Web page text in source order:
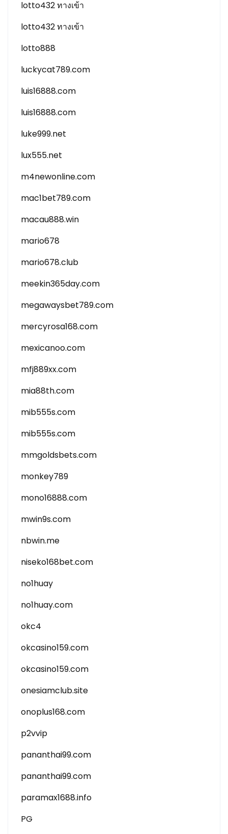
lotto432 ทางเข้า
lotto432 ทางเข้า
lotto888
luckycat789.com
luis16888.com
luis16888.com
luke999.net
lux555.net
m4newonline.com
mac1bet789.com
macau888.win
mario678
mario678.club
meekin365day.com
megawaysbet789.com
mercyrosa168.com
mexicanoo.com
mfj889xx.com
mia88th.com
mib555s.com
mib555s.com
mmgoldsbets.com
monkey789
mono16888.com
mwin9s.com
nbwin.me
niseko168bet.com
no1huay
no1huay.com
okc4
okcasino159.com
okcasino159.com
onesiamclub.site
onoplus168.com
p2vvip
pananthai99.com
pananthai99.com
paramax1688.info
PG